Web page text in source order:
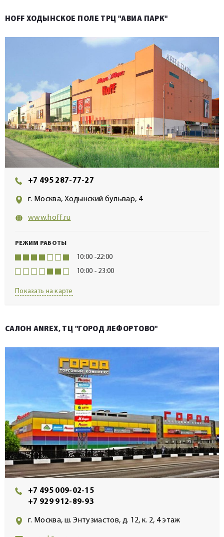
HOFF ХОДЫНСКОЕ ПОЛЕ ТРЦ "АВИА ПАРК"
+7 495 287-77-27
г. Москва, Ходынский бульвар, 4
www.hoff.ru
РЕЖИМ РАБОТЫ
10:00 -22:00
10:00 - 23:00
Показать на карте
САЛОН ANREX, ТЦ "ГОРОД ЛЕФОРТОВО"
+7 495 009-02-15
+7 929 912-89-93
г. Москва, ш. Энтузиастов, д. 12, к. 2, 4 этаж